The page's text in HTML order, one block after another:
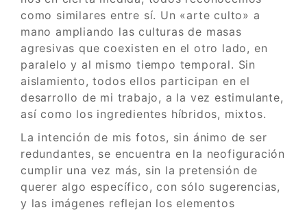
como similares entre sí. Un «arte culto» a
mano ampliando las culturas de masas
agresivas que coexisten en el otro lado, en
paralelo y al mismo tiempo temporal. Sin
aislamiento, todos ellos participan en el
desarrollo de mi trabajo, a la vez estimulante,
así como los ingredientes híbridos, mixtos.
La intención de mis fotos, sin ánimo de ser
redundantes, se encuentra en la neofiguración
cumplir una vez más, sin la pretensión de
querer algo específico, con sólo sugerencias,
y las imágenes reflejan los elementos